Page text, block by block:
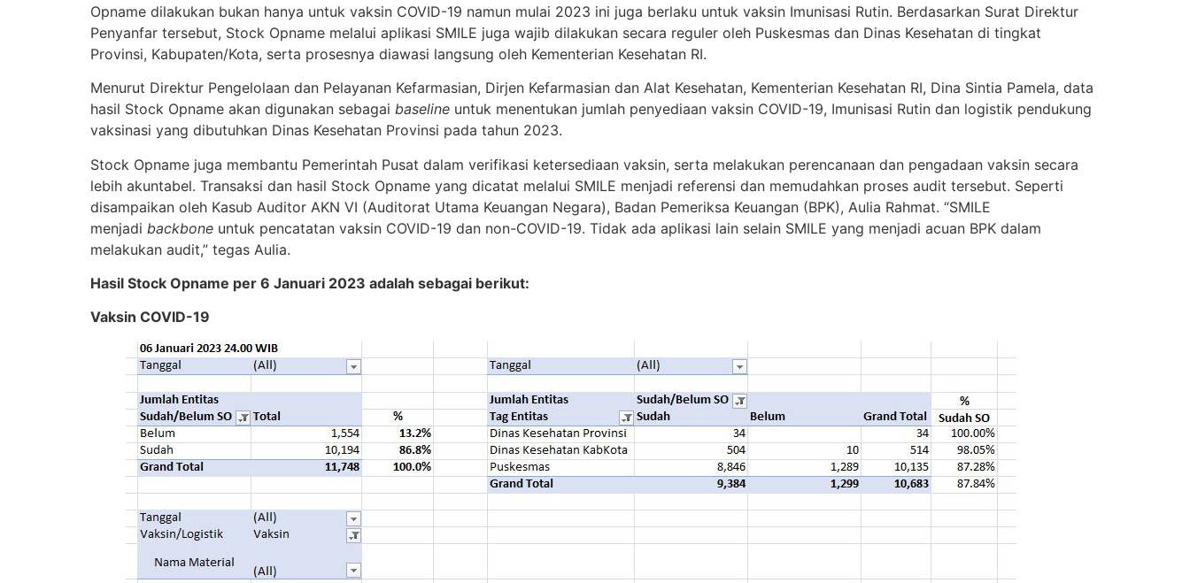
Opname dilakukan bukan hanya untuk vaksin COVID-19 namun mulai 2023 ini juga berlaku untuk vaksin Imunisasi Rutin. Berdasarkan Surat Direktur
Penyanfar tersebut, Stock Opname melalui aplikasi SMILE juga wajib dilakukan secara reguler oleh Puskesmas dan Dinas Kesehatan di tingkat
Provinsi, Kabupaten/Kota, serta prosesnya diawasi langsung oleh Kementerian Kesehatan RI.
Menurut Direktur Pengelolaan dan Pelayanan Kefarmasian, Dirjen Kefarmasian dan Alat Kesehatan, Kementerian Kesehatan RI, Dina Sintia Pamela, data
hasil Stock Opname akan digunakan sebagai baseline untuk menentukan jumlah penyediaan vaksin COVID-19, Imunisasi Rutin dan logistik pendukung
vaksinasi yang dibutuhkan Dinas Kesehatan Provinsi pada tahun 2023.
Stock Opname juga membantu Pemerintah Pusat dalam verifikasi ketersediaan vaksin, serta melakukan perencanaan dan pengadaan vaksin secara
lebih akuntabel. Transaksi dan hasil Stock Opname yang dicatat melalui SMILE menjadi referensi dan memudahkan proses audit tersebut. Seperti
disampaikan oleh Kasub Auditor AKN VI (Auditorat Utama Keuangan Negara), Badan Pemeriksa Keuangan (BPK), Aulia Rahmat. “SMILE
menjadi backbone untuk pencatatan vaksin COVID-19 dan non-COVID-19. Tidak ada aplikasi lain selain SMILE yang menjadi acuan BPK dalam
melakukan audit,” tegas Aulia.
Hasil Stock Opname per 6 Januari 2023 adalah sebagai berikut:
Vaksin COVID-19